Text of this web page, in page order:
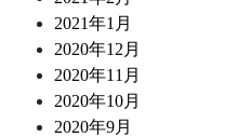
2021年1月
2020年12月
2020年11月
2020年10月
2020年9月